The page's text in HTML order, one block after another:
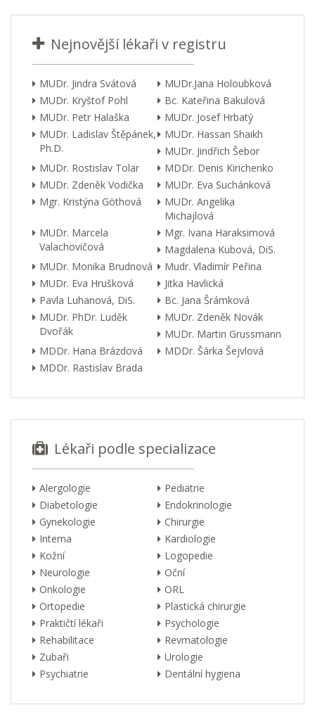
Nejnovější lékaři v registru
MUDr. Jindra Svátová
MUDr.Jana Holoubková
MUDr. Kryštof Pohl
Bc. Kateřina Bakulová
MUDr. Petr Halaška
MUDr. Josef Hrbatý
MUDr. Ladislav Štěpánek,
Ph.D.
MUDr. Hassan Shaikh
MUDr. Jindřich Šebor
MUDr. Rostislav Tolar
MDDr. Denis Kirichenko
MUDr. Zdeněk Vodička
MUDr. Eva Suchánková
Mgr. Kristýna Göthová
MUDr. Angelika
Michajlová
MUDr. Marcela
Valachovičová
Mgr. Ivana Haraksimová
Magdalena Kubová, DiS.
MUDr. Monika Brudnová
Mudr. Vladimír Peřina
MUDr. Eva Hrušková
Jitka Havlická
Pavla Luhanová, DiS.
Bc. Jana Šrámková
MUDr. PhDr. Luděk
Dvořák
MUDr. Zdeněk Novák
MUDr. Martin Grussmann
MDDr. Hana Brázdová
MDDr. Šárka Šejvlová
MDDr. Rastislav Brada
Lékaři podle specializace
Alergologie
Pediatrie
Diabetologie
Endokrinologie
Gynekologie
Chirurgie
Interna
Kardiologie
Kožní
Logopedie
Neurologie
Oční
Onkologie
ORL
Ortopedie
Plastická chirurgie
Praktičtí lékaři
Psychologie
Rehabilitace
Revmatologie
Zubaři
Urologie
Psychiatrie
Dentální hygiena